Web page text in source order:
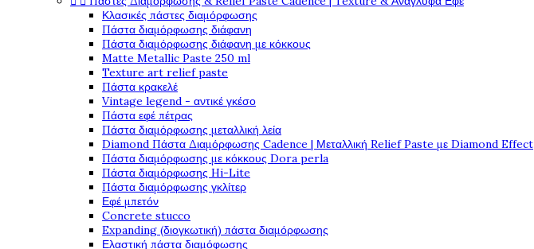
Κλασικές πάστες διαμόρφωσης
Πάστα διαμόρφωσης διάφανη
Πάστα διαμόρφωσης διάφανη με κόκκους
Matte Metallic Paste 250 ml
Texture art relief paste
Πάστα κρακελέ
Vintage legend - αντικέ γκέσο
Πάστα εφέ πέτρας
Πάστα διαμόρφωσης μεταλλική λεία
Diamond Πάστα Διαμόρφωσης Cadence | Μεταλλική Relief Paste με Diamond Effect
Πάστα διαμόρφωσης με κόκκους Dora perla
Πάστα διαμόρφωσης Hi-Lite
Πάστα διαμόρφωσης γκλίτερ
Εφέ μπετόν
Concrete stucco
Expanding (διογκωτική) πάστα διαμόρφωσης
Ελαστική πάστα διαμόφωσης